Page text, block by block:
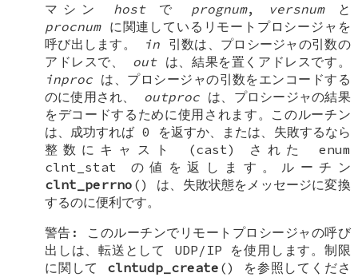
マシン hostで prognum, versnumと
procnumに関連しているリモートプロシージャを
呼び出します。
in 引数は、プロシージャの引数の
アドレスで、 outは、結果を置くアドレスです。
inprocは、プロシージャの引数をエンコードする
のに使用され、 outprocは、プロシージャの結果
をデコードするために使用されます。このルーチン
は、成功すれば 0 を返すか、または、失敗するなら
整数にキャスト (cast) された enum
clnt_stat の値を返します。ルーチン
clnt_perrno () は、失敗状態をメッセージに変換
するのに便利です。
警告: このルーチンでリモートプロシージャの呼び
出しは、転送として UDP/IP を使用します。制限
に関して clntudp_create () を参照してくださ